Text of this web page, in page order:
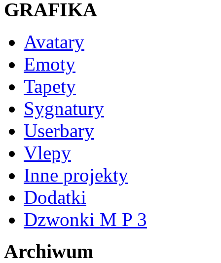
GRAFIKA
Avatary
Emoty
Tapety
Sygnatury
Userbary
Vlepy
Inne projekty
Dodatki
Dzwonki M P 3
Archiwum